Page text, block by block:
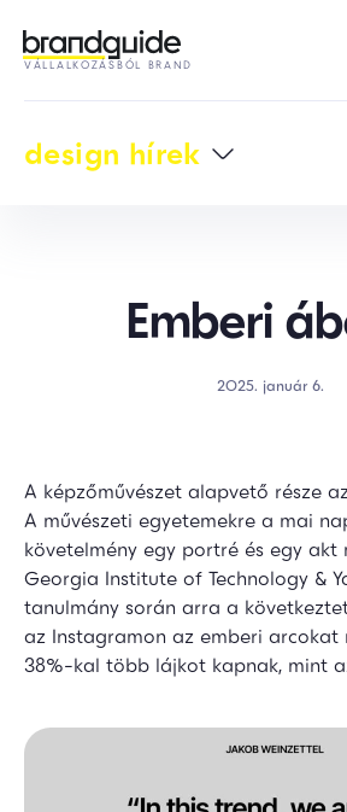
VÁLLALKOZÁSBÓL BRAND
design hírek
Emberi
2025. január 6.
A képzőművészet alapvető része
A művészeti egyetemekre a mai
követelmény egy portré és egy akt
Georgia Institute of Technology &
tanulmány során arra a
az Instagramon az emberi arcokat
38%-kal több lájkot kapnak, mint